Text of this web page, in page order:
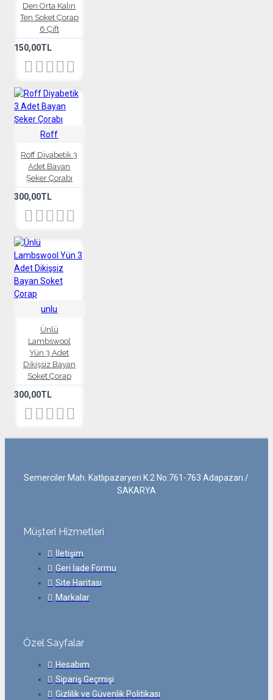
Den Orta Kalın
Ten Soket Çorap
6 Çift
150,00TL
Roff
Roff Diyabetik 3
Adet Bayan
Şeker Çorabı
300,00TL
unlu
Ünlü
Lambswool
Yün 3 Adet
Dikişsiz Bayan
Soket Çorap
300,00TL
Semerciler Mah. Katlıpazaryeri K:2 No:761-763 Adapazarı /
SAKARYA
Müşteri Hizmetleri
İletişim
Geri İade Formu
Site Haritası
Markalar
Özel Sayfalar
Hesabım
Sipariş Geçmişi
Gizlilik ve Güvenlik Politikası